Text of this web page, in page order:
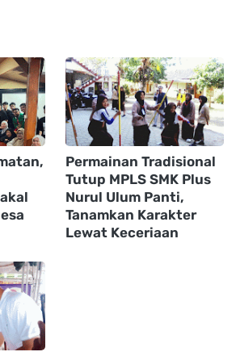
Permainan Tradisional
Tutup MPLS SMK Plus
Nurul Ulum Panti,
Tanamkan Karakter
Lewat Keceriaan